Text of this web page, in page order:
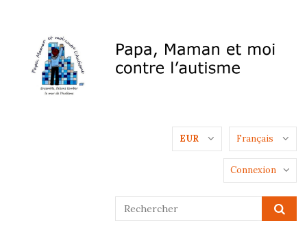
Français
EUR
Connexion